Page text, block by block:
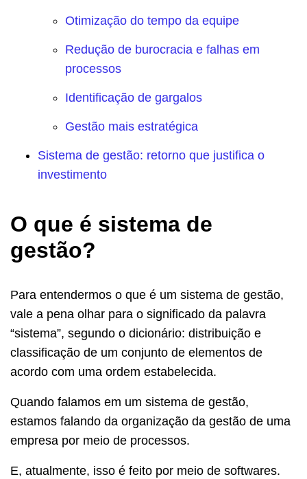
Otimização do tempo da equipe
Redução de burocracia e falhas em
processos
Identificação de gargalos
Gestão mais estratégica
Sistema de gestão: retorno que justifica o
investimento
O que é sistema de
gestão?
Para entendermos o que é um sistema de gestão,
vale a pena olhar para o significado da palavra
“sistema”, segundo o dicionário: distribuição e
classificação de um conjunto de elementos de
acordo com uma ordem estabelecida.
Quando falamos em um sistema de gestão,
estamos falando da organização da gestão de uma
empresa por meio de processos.
E, atualmente, isso é feito por meio de softwares.